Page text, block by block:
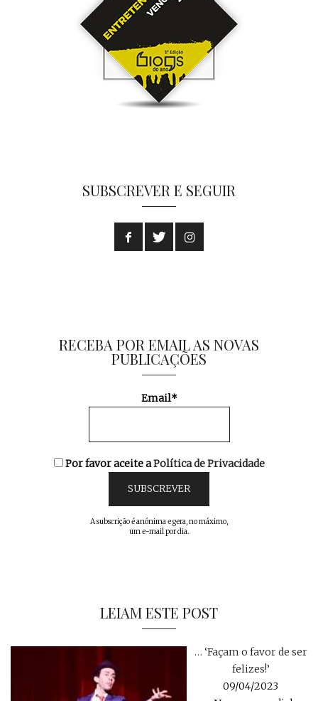
SUBSCREVER E SEGUIR
RECEBA POR EMAIL AS NOVAS
PUBLICAÇÕES
Email*
Por favor aceite aPolítica de Privacidade
A subscrição é anónima e gera, no máximo,
um e-mail por dia.
LEIAM ESTE POST
… ‘Façam o favor de ser
felizes!’
09/04/2023